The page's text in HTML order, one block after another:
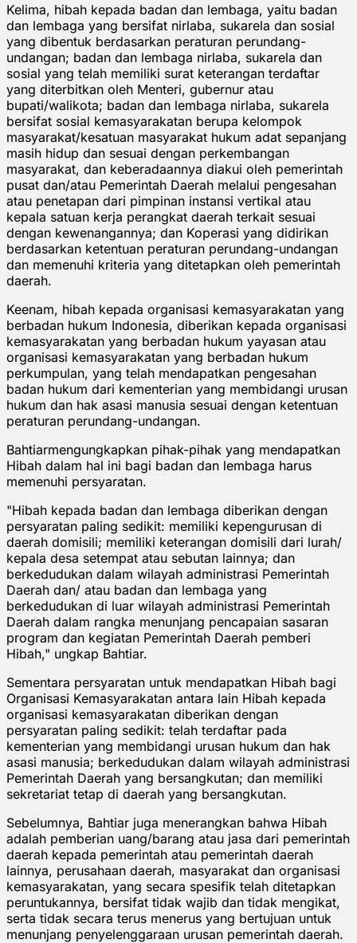
Kelima, hibah kepada badan dan lembaga, yaitu badan
dan lembaga yang bersifat nirlaba, sukarela dan sosial
yang dibentuk berdasarkan peraturan perundang-
undangan; badan dan lembaga nirlaba, sukarela dan
sosial yang telah memiliki surat keterangan terdaftar
yang diterbitkan oleh Menteri, gubernur atau
bupati/walikota; badan dan lembaga nirlaba, sukarela
bersifat sosial kemasyarakatan berupa kelompok
masyarakat/kesatuan masyarakat hukum adat sepanjang
masih hidup dan sesuai dengan perkembangan
masyarakat, dan keberadaannya diakui oleh pemerintah
pusat dan/atau Pemerintah Daerah melalui pengesahan
atau penetapan dari pimpinan instansi vertikal atau
kepala satuan kerja perangkat daerah terkait sesuai
dengan kewenangannya; dan Koperasi yang didirikan
berdasarkan ketentuan peraturan perundang-undangan
dan memenuhi kriteria yang ditetapkan oleh pemerintah
daerah.
Keenam, hibah kepada organisasi kemasyarakatan yang
berbadan hukum Indonesia, diberikan kepada organisasi
kemasyarakatan yang berbadan hukum yayasan atau
organisasi kemasyarakatan yang berbadan hukum
perkumpulan, yang telah mendapatkan pengesahan
badan hukum dari kementerian yang membidangi urusan
hukum dan hak asasi manusia sesuai dengan ketentuan
peraturan perundang-undangan.
Bahtiarmengungkapkan pihak-pihak yang mendapatkan
Hibah dalam hal ini bagi badan dan lembaga harus
memenuhi persyaratan.
"Hibah kepada badan dan lembaga diberikan dengan
persyaratan paling sedikit: memiliki kepengurusan di
daerah domisili; memiliki keterangan domisili dari lurah/
kepala desa setempat atau sebutan lainnya; dan
berkedudukan dalam wilayah administrasi Pemerintah
Daerah dan/ atau badan dan lembaga yang
berkedudukan di luar wilayah administrasi Pemerintah
Daerah dalam rangka menunjang pencapaian sasaran
program dan kegiatan Pemerintah Daerah pemberi
Hibah," ungkap Bahtiar.
Sementara persyaratan untuk mendapatkan Hibah bagi
Organisasi Kemasyarakatan antara lain Hibah kepada
organisasi kemasyarakatan diberikan dengan
persyaratan paling sedikit: telah terdaftar pada
kementerian yang membidangi urusan hukum dan hak
asasi manusia; berkedudukan dalam wilayah administrasi
Pemerintah Daerah yang bersangkutan; dan memiliki
sekretariat tetap di daerah yang bersangkutan.
Sebelumnya, Bahtiar juga menerangkan bahwa Hibah
adalah pemberian uang/barang atau jasa dari pemerintah
daerah kepada pemerintah atau pemerintah daerah
lainnya, perusahaan daerah, masyarakat dan organisasi
kemasyarakatan, yang secara spesifik telah ditetapkan
peruntukannya, bersifat tidak wajib dan tidak mengikat,
serta tidak secara terus menerus yang bertujuan untuk
menunjang penyelenggaraan urusan pemerintah daerah.